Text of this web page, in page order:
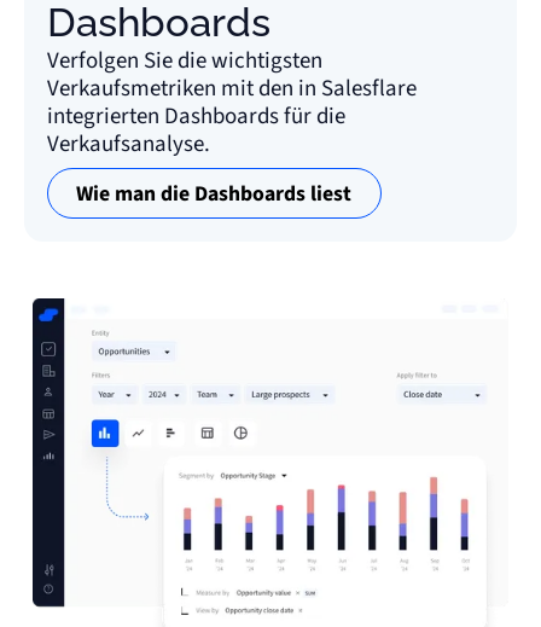
Dashboards
Verfolgen Sie die wichtigsten
Verkaufsmetriken mit den in Salesflare
integrierten Dashboards für die
Verkaufsanalyse.
Wie man die Dashboards liest